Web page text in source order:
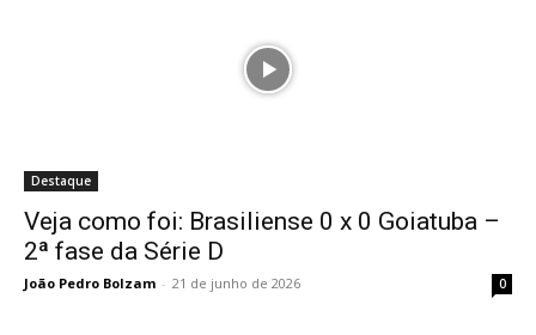
Destaque
Veja como foi: Brasiliense 0 x 0 Goiatuba –
2ª fase da Série D
João Pedro Bolzam - 21 de junho de 2026 0